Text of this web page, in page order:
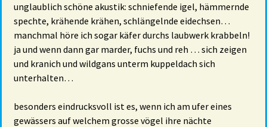
unglaublich schöne akustik: schniefende igel, hämmernde
spechte, krähende krähen, schlängelnde eidechsen…
manchmal höre ich sogar käfer durchs laubwerk krabbeln!
ja und wenn dann gar marder, fuchs und reh … sich zeigen
und kranich und wildgans unterm kuppeldach sich
unterhalten…
besonders eindrucksvoll ist es, wenn ich am ufer eines
gewässers auf welchem grosse vögel ihre nächte